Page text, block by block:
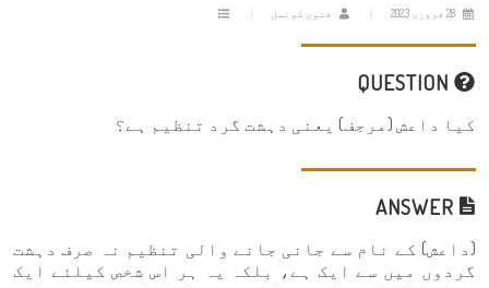
فتویٰ کونسل
کیا داعش (مرجف) یعنی دہشت گرد تنظیم ہے؟
(داعش) کے نام سے جانی جانے والی تنظیم نہ صرف دہشت
گردوں میں سے ایک ہے، بلکہ یہ ہر اس شخص کیلئے ایک